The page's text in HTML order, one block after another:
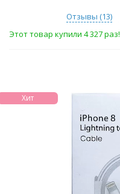
Отзывы (13)
Этот товар купили 4 327 раз!
Хит